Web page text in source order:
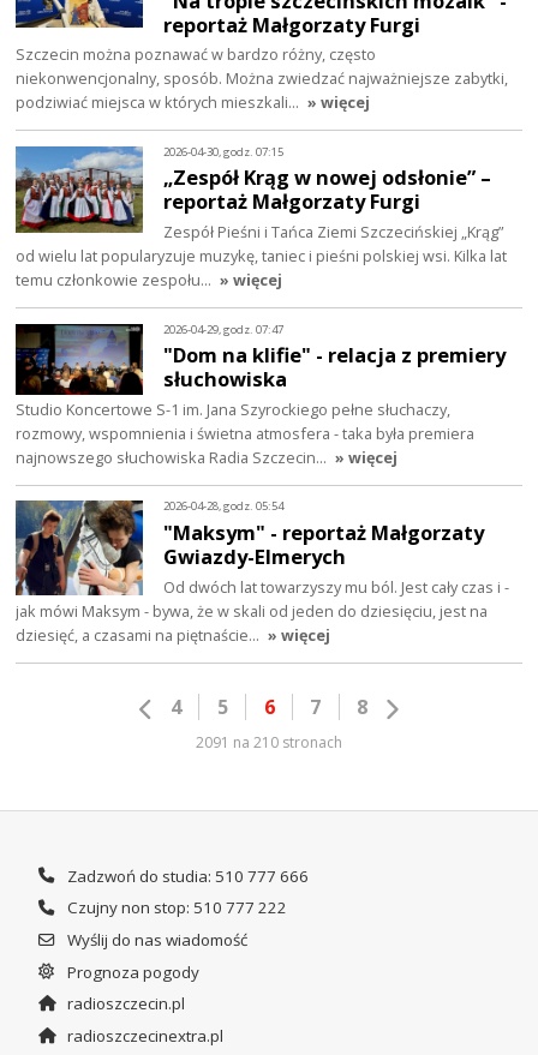
reportaż Małgorzaty Furgi
Szczecin można poznawać w bardzo różny, często
niekonwencjonalny, sposób. Można zwiedzać najważniejsze zabytki,
podziwiać miejsca w których mieszkali… » więcej
2026-04-30, godz. 07:15
„Zespół Krąg w nowej odsłonie” –
reportaż Małgorzaty Furgi
Zespół Pieśni i Tańca Ziemi Szczecińskiej „Krąg”
od wielu lat popularyzuje muzykę, taniec i pieśni polskiej wsi. Kilka lat
temu członkowie zespołu… » więcej
2026-04-29, godz. 07:47
"Dom na klifie" - relacja z premiery
słuchowiska
Studio Koncertowe S-1 im. Jana Szyrockiego pełne słuchaczy,
rozmowy, wspomnienia i świetna atmosfera - taka była premiera
najnowszego słuchowiska Radia Szczecin… » więcej
2026-04-28, godz. 05:54
"Maksym" - reportaż Małgorzaty
Gwiazdy-Elmerych
Od dwóch lat towarzyszy mu ból. Jest cały czas i -
jak mówi Maksym - bywa, że w skali od jeden do dziesięciu, jest na
dziesięć, a czasami na piętnaście… » więcej
4 5 6 7 8
2091 na 210 stronach
Zadzwoń do studia: 510 777 666
Czujny non stop: 510 777 222
Wyślij do nas wiadomość
Prognoza pogody
radioszczecin.pl
radioszczecinextra.pl